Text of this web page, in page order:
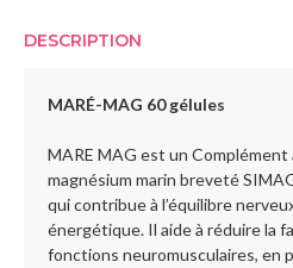
DESCRIPTION
MARÉ-MAG 60 gélules
MARE MAG est un
magnésium marin breveté
qui contribue à l’équilibre
énergétique. Il aide à réduire la
fonctions neuromusculaires, en